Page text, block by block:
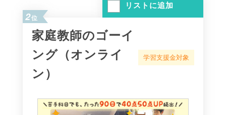
リストに追加
2位
家庭教師のゴーイ
ング（オンライ
ン）
学習支援金対象